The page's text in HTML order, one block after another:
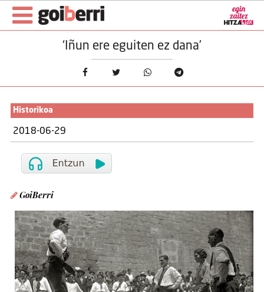
‘Iñun ere eguiten ez dana’
Historikoa
2018-06-29
GoiBerri